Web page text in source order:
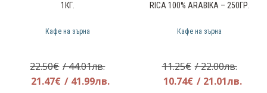
1КГ.
Кафе на зърна
22.50€ / 44.01лв.Original
price
21.47€ / 41.99лв.Текущата
RICA 100% ARABIKA – 250ГР.
Кафе на зърна
11.25€ / 22.00лв.
price
10.74€ / 21.01лв.